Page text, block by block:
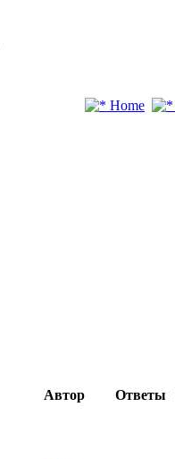
Home
Автор Ответы